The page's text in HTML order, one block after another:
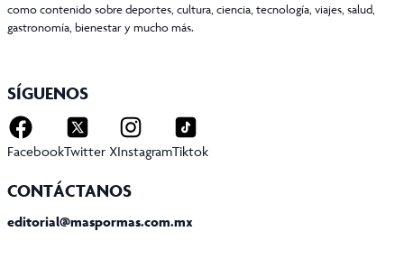
como contenido sobre deportes, cultura, ciencia, tecnología, viajes, salud,
gastronomía, bienestar y mucho más.
SÍGUENOS
FacebookTwitter XInstagramTiktok
CONTÁCTANOS
editorial@maspormas.com.mx